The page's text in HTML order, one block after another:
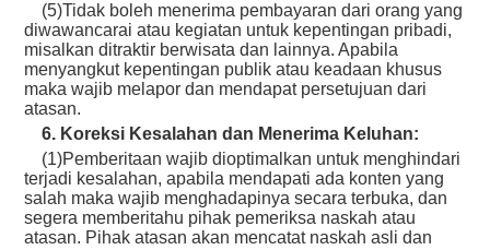
(5)Tidak boleh menerima pembayaran dari orang yang
diwawancarai atau kegiatan untuk kepentingan pribadi,
misalkan ditraktir berwisata dan lainnya. Apabila
menyangkut kepentingan publik atau keadaan khusus
maka wajib melapor dan mendapat persetujuan dari
atasan.
6. Koreksi Kesalahan dan Menerima Keluhan:
(1)Pemberitaan wajib dioptimalkan untuk menghindari
terjadi kesalahan, apabila mendapati ada konten yang
salah maka wajib menghadapinya secara terbuka, dan
segera memberitahu pihak pemeriksa naskah atau
atasan. Pihak atasan akan mencatat naskah asli dan